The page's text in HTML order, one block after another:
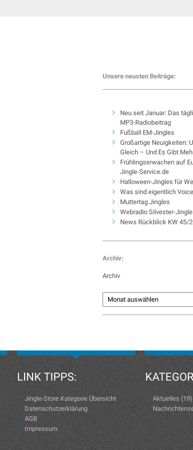
Unsere neusten Beiträge:
Neu seit Januar: Das
MP3-Radiobeitrag
Fußball EM-Jingles
Großartige Neuigkeiten:
Gleich – Und Es Gibt
Frühlingserwachen auf
Jingle-Service.de
Halloween-Jingles für
Was sind eigentlich
Muttertag Jingles
Webradio Silvester-
News Rückblick KW 45/
Archiv:
Archiv
LINK TIPPS:
Jingle-Store Kategorie Übersicht
Datenschutzerklärung
AGB
Impressum
Aktuelles (19)